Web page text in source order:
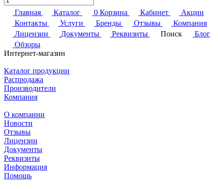
Главная Каталог 0 Корзина Кабинет
Акции
Контакты
Услуги Бренды Отзывы
Компания
Лицензии
Документы Реквизиты Поиск
Блог
Обзоры
Интернет-магазин
Каталог продукции
Распродажа
Производители
Компания
О компании
Новости
Отзывы
Лицензии
Документы
Реквизиты
Информация
Помощь